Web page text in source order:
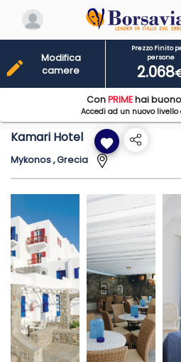
Kamari Hotel favorite
Mykonos , Grecia
Prezzo Finito
persone
2.068
edit
Modifica
camere
ConPRIMEhai
Accedi ad un nuovo livello